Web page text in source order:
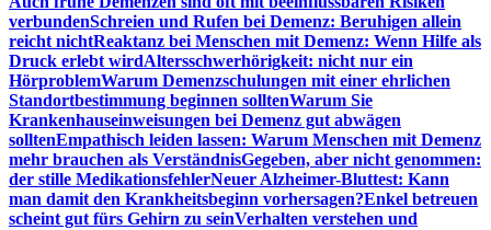
verbundenSchreien und Rufen bei Demenz: Beruhigen allein
reicht nichtReaktanz bei Menschen mit Demenz: Wenn Hilfe als
Druck erlebt wirdAltersschwerhörigkeit: nicht nur ein
HörproblemWarum Demenzschulungen mit einer ehrlichen
Standortbestimmung beginnen solltenWarum Sie
Krankenhauseinweisungen bei Demenz gut abwägen
solltenEmpathisch leiden lassen: Warum Menschen mit Demenz
mehr brauchen als VerständnisGegeben, aber nicht genommen:
der stille MedikationsfehlerNeuer Alzheimer-Bluttest: Kann
man damit den Krankheitsbeginn vorhersagen?Enkel betreuen
scheint gut fürs Gehirn zu seinVerhalten verstehen und